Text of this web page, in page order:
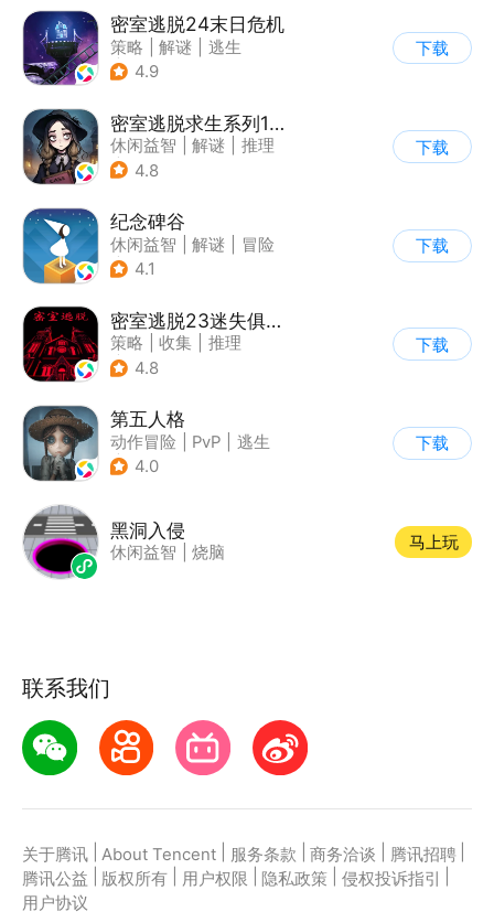
密室逃脱24末日危机
策略 解谜
逃生
| 密室逃脱
4.9
下载
密室逃脱求生系列1极地冒险
休闲益智 解谜
推理
| 密室逃脱
4.8
下载
纪念碑谷
休闲益智 解谜
冒险
| 治愈
4.1
下载
密室逃脱23迷失俱乐部
策略 收集
推理
| 密室逃脱
4.8
下载
第五人格
动作冒险 PvP
逃生
| 非对称竞技
4.0
下载
黑洞入侵
休闲益智 烧脑
马上玩
联系我们
关于腾讯 About Tencent 服务条款 商务洽谈 腾讯招聘
腾讯公益
版权所有 用户权限 隐私政策 侵权投诉指引
用户协议